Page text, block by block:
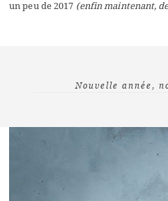
un peu de 2017 (enfin maintenant,
Nouvelle année,